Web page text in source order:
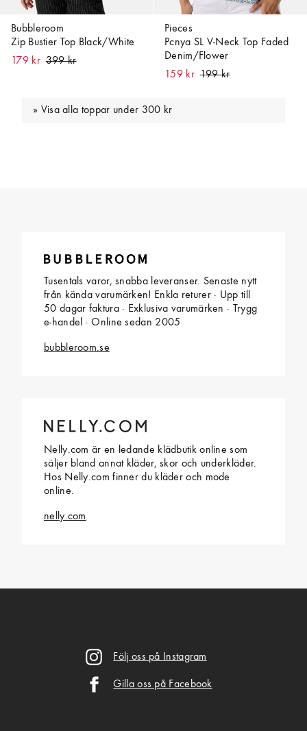
Bubbleroom
Zip Bustier Top Black/White
179 kr
Pieces
Pcnya SL V-Neck Top Faded
Denim/Flower
159 kr
Visa alla toppar under 300 kr
Tusentals varor, snabba leveranser. Senaste nytt
från kända varumärken! Enkla returer · Upp till
50 dagar faktura · Exklusiva varumärken · Trygg
e-handel · Online sedan 2005
bubbleroom.se
Nelly.com är en ledande klädbutik online som
säljer bland annat kläder, skor och underkläder.
Hos Nelly.com finner du kläder och mode
online.
nelly.com
Följ oss på Instagram
Gilla oss på Facebook